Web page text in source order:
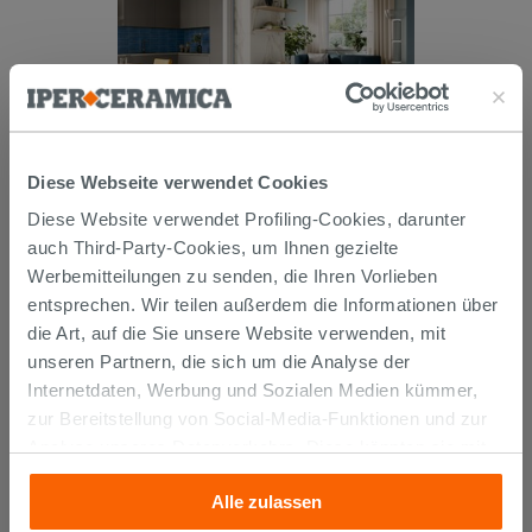
Diese Webseite verwendet Cookies
Diese Website verwendet Profiling-Cookies, darunter
auch Third-Party-Cookies, um Ihnen gezielte
Werbemitteilungen zu senden, die Ihren Vorlieben
entsprechen. Wir teilen außerdem die Informationen über
die Art, auf die Sie unsere Website verwenden, mit
unseren Partnern, die sich um die Analyse der
Internetdaten, Werbung und Sozialen Medien kümmer,
zur Bereitstellung von Social-Media-Funktionen und zur
anderen Informationen, die Sie ihnen geliefert haben oder
die sie aufgrund Ihrer Verwendung ihrer Dienste
Alle zulassen
Fliese Montblanc 60X120,
Marmoroptik
42,99 € /M2
IN DEN WARENKORB LEGEN